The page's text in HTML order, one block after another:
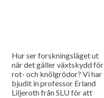
Hur ser forskningsläget ut
när det gäller växtskydd för
rot- och knölgrödor? Vi har
bjudit in professor Erland
Liljeroth från SLU för att